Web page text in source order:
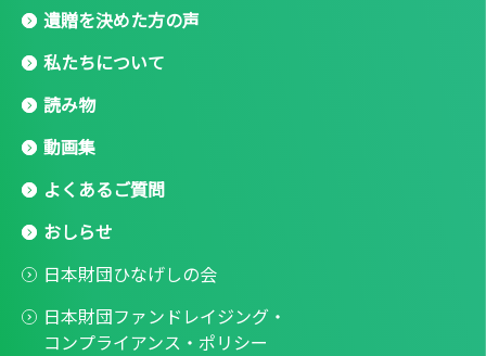
遺贈を決めた方の声
私たちについて
読み物
動画集
よくあるご質問
おしらせ
日本財団ひなげしの会
日本財団ファンドレイジング・
コンプライアンス・ポリシー